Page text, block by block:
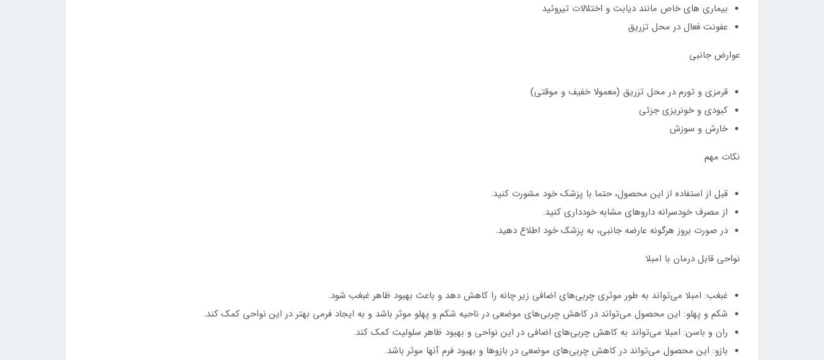
بیماری های خاص مانند دیابت و اختلالات تیروئید
عفونت فعال در محل تزریق
عوارض جانبی
قرمزی و تورم در محل تزریق (معمولا خفیف و موقتی)
کبودی و خونریزی جزئی
خارش و سوزش
نکات مهم
قبل از استفاده از این محصول، حتما با پزشک خود مشورت کنید.
از مصرف خودسرانه داروهای مشابه خودداری کنید.
در صورت بروز هرگونه عارضه جانبی، به پزشک خود اطلاع دهید.
نواحی قابل درمان با امبلا
غبغب: امبلا می‌تواند به طور موثری چربی‌های اضافی زیر چانه را کاهش دهد و باعث بهبود ظاهر غبغب شود.
شکم و پهلو: این محصول می‌تواند در کاهش چربی‌های موضعی در ناحیه شکم و پهلو موثر باشد و به ایجاد فرمی بهتر در این نواحی کمک کند.
ران و باسن: امبلا می‌تواند به کاهش چربی‌های اضافی در این نواحی و بهبود ظاهر سلولیت کمک کند.
بازو: این محصول می‌تواند در کاهش چربی‌های موضعی در بازوها و بهبود فرم آنها موثر باشد.